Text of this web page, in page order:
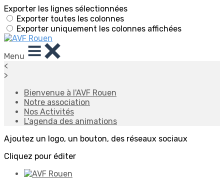
Exporter les lignes sélectionnées
Exporter toutes les colonnes
Exporter uniquement les colonnes affichées
Menu
<
>
Bienvenue à l'AVF Rouen
Notre association
Nos Activités
L'agenda des animations
Ajoutez un logo, un bouton, des réseaux sociaux
Cliquez pour éditer